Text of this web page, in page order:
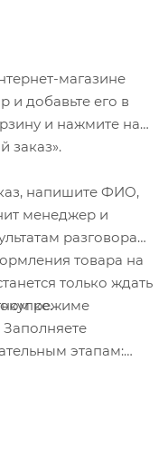
магазине
и добавьте его в
и нажмите на
заказ».
напишите ФИО,
менеджер и
разговора
товара на
только ждать
режиме
этапам: